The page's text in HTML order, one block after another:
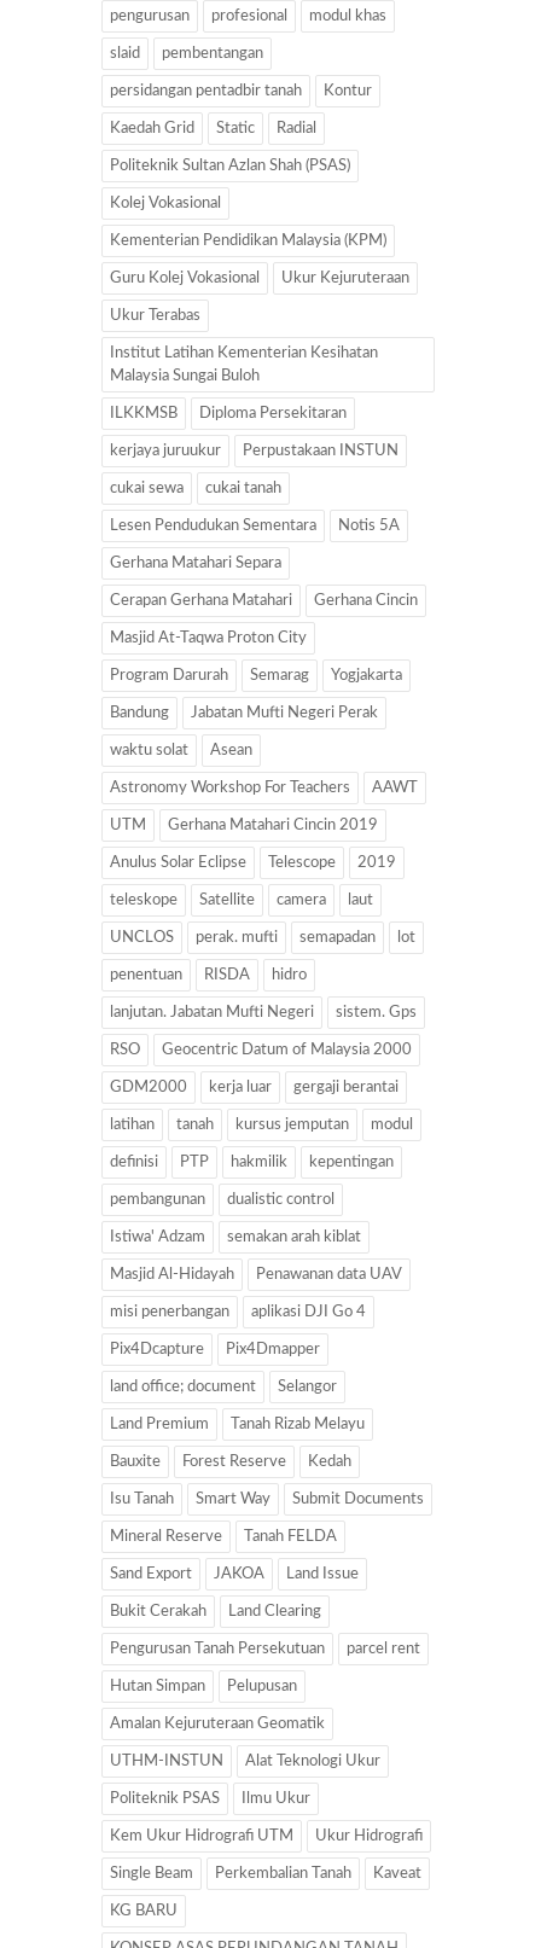
pengurusan profesional modul khas
slaid pembentangan
persidangan pentadbir tanah Kontur
Kaedah Grid Static Radial
Politeknik Sultan Azlan Shah (PSAS)
Kolej Vokasional
Kementerian Pendidikan Malaysia (KPM)
Guru Kolej Vokasional Ukur Kejuruteraan
Ukur Terabas
Institut Latihan Kementerian Kesihatan
Malaysia Sungai Buloh
ILKKMSB Diploma Persekitaran
kerjaya juruukur Perpustakaan INSTUN
cukai sewa cukai tanah
Lesen Pendudukan Sementara Notis 5A
Gerhana Matahari Separa
Cerapan Gerhana Matahari Gerhana Cincin
Masjid At-Taqwa Proton City
Program Darurah Semarag Yogjakarta
Bandung Jabatan Mufti Negeri Perak
waktu solat Asean
Astronomy Workshop For Teachers AAWT
UTM Gerhana Matahari Cincin 2019
Anulus Solar Eclipse Telescope 2019
teleskope Satellite camera laut
UNCLOS perak. mufti semapadan lot
penentuan RISDA hidro
lanjutan. Jabatan Mufti Negeri sistem. Gps
RSO Geocentric Datum of Malaysia 2000
GDM2000 kerja luar gergaji berantai
latihan tanah kursus jemputan modul
definisi PTP hakmilik kepentingan
pembangunan dualistic control
Istiwa' Adzam semakan arah kiblat
Masjid Al-Hidayah Penawanan data UAV
misi penerbangan aplikasi DJI Go 4
Pix4Dcapture Pix4Dmapper
land office; document Selangor
Land Premium Tanah Rizab Melayu
Bauxite Forest Reserve Kedah
Isu Tanah Smart Way Submit Documents
Mineral Reserve Tanah FELDA
Sand Export JAKOA Land Issue
Bukit Cerakah Land Clearing
Pengurusan Tanah Persekutuan parcel rent
Hutan Simpan Pelupusan
Amalan Kejuruteraan Geomatik
UTHM-INSTUN Alat Teknologi Ukur
Politeknik PSAS Ilmu Ukur
Kem Ukur Hidrografi UTM Ukur Hidrografi
Single Beam Perkembalian Tanah Kaveat
KG BARU